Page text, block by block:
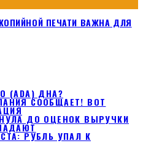
ПЕЧАТИ ВАЖНА ДЛЯ
(ADA) ДНА?
СООБЩАЕТ! ВОТ
ДО ОЦЕНОК ВЫРУЧКИ
РУБЛЬ УПАЛ К